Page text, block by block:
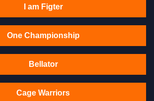
I am Figter
One Championship
Bellator
Cage Warriors